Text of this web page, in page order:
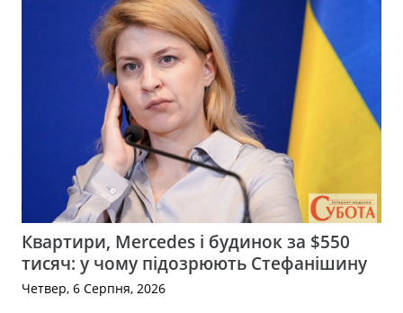
Квартири, Mercedes і будинок за $550
тисяч: у чому підозрюють Стефанішину
Четвер, 6 Серпня, 2026